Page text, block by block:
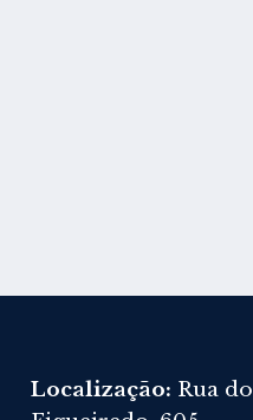
Localização: Rua do